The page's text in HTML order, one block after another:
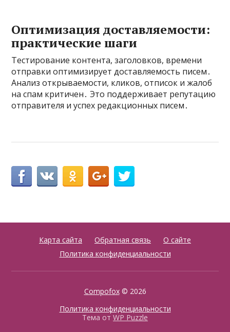
Оптимизация доставляемости:
практические шаги
Тестирование контента, заголовков, времени
отправки оптимизирует доставляемость писем․
Анализ открываемости, кликов, отписок и жалоб
на спам критичен․ Это поддерживает репутацию
отправителя и успех редакционных писем․
Карта сайта Обратная связь
О сайте
Политика конфиденциальности
Compofox© 2026
Политика конфиденциальности
Тема от WP Puzzle